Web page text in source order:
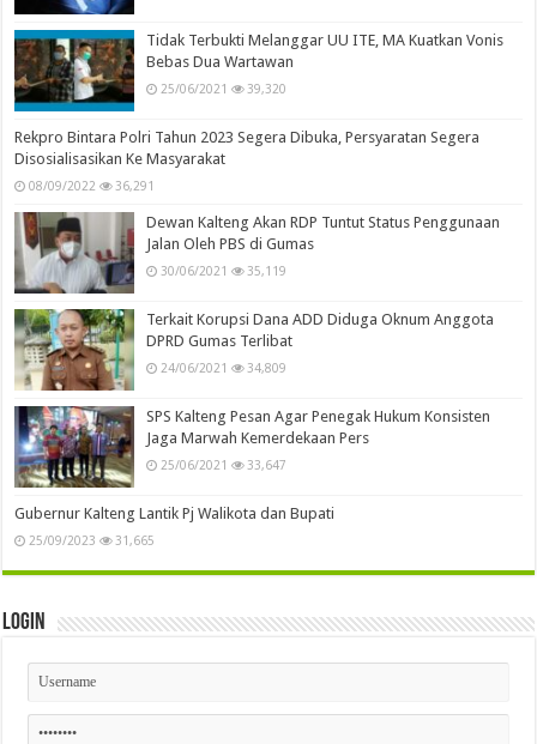
Tidak Terbukti Melanggar UU ITE, MA Kuatkan Vonis
Bebas Dua Wartawan
25/06/2021 39,320
Rekpro Bintara Polri Tahun 2023 Segera Dibuka, Persyaratan Segera
Disosialisasikan Ke Masyarakat
08/09/2022 36,291
Dewan Kalteng Akan RDP Tuntut Status Penggunaan
Jalan Oleh PBS di Gumas
30/06/2021 35,119
Terkait Korupsi Dana ADD Diduga Oknum Anggota
DPRD Gumas Terlibat
24/06/2021 34,809
SPS Kalteng Pesan Agar Penegak Hukum Konsisten
Jaga Marwah Kemerdekaan Pers
25/06/2021 33,647
Gubernur Kalteng Lantik Pj Walikota dan Bupati
25/09/2023 31,665
Login